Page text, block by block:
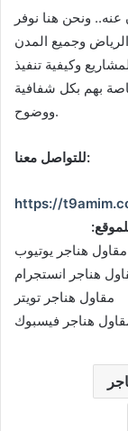
عنه.. ونحن هنا نوفر
وجميع المدن
وكيفية تنفيذ
بهم بكل شفافية
ووضوح.
للتواصل معنا:
https://
مقاول هناجر يوتيوب
هناجر انستجرام
مقاول هناجر تويتر
هناجر فيسبوك